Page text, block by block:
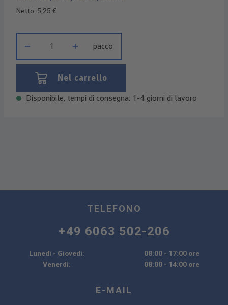
Netto: 5,25 €
pacco
Nel carrello
Disponibile, tempi di consegna: 1-4 giorni di lavoro
TELEFONO
+49 6063 502-206
Lunedì - Giovedì:
08:00 - 17:00 ore
Venerdì:
08:00 - 14:00 ore
E-MAIL